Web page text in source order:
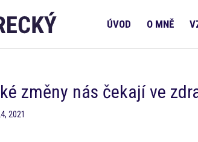
ÚVOD O MNĚ
změny nás čekají ve
2021